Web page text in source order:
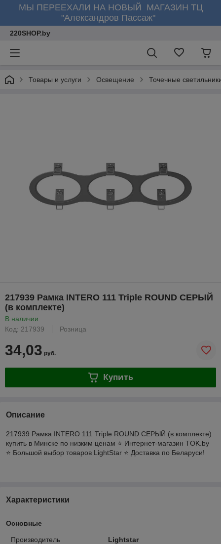
МЫ ПЕРЕЕХАЛИ НА НОВЫЙ МАГАЗИН ТЦ
"Александров Пассаж"
220SHOP.by
Товары и услуги Освещение Точечные
217939 Рамка INTERO 111 Triple ROUND СЕРЫЙ
(в комплекте)
В наличии
Код: 217939
Розница
34,03 руб.
Купить
Описание
217939 Рамка INTERO 111 Triple ROUND СЕРЫЙ (в комплекте)
купить в Минске по низким ценам ⭐️ Интернет-магазин TOK.by
⭐️ Большой выбор товаров LightStar ⭐️ Доставка по Беларуси!
Характеристики
Основные
Производитель
Lightstar